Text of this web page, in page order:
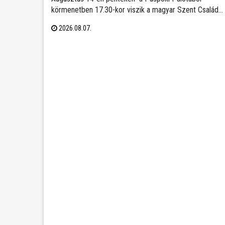
SZENTMISÉJE
körmenetben 17.30-kor viszik a magyar Szent Család
Székesegyházba. Az ereklyék elhelyezése után 18
2026.08.07.